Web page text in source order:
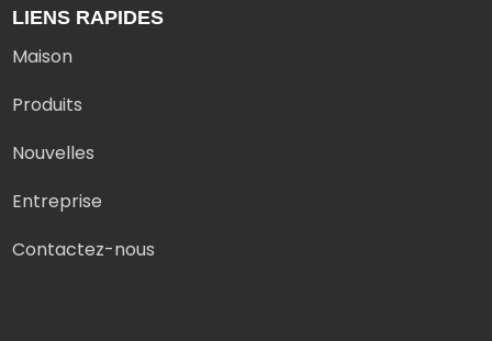
LIENS RAPIDES
Maison
Produits
Nouvelles
Entreprise
Contactez-nous